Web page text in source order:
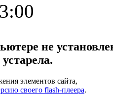
не
элементов сайта,
своего flash-плеера.